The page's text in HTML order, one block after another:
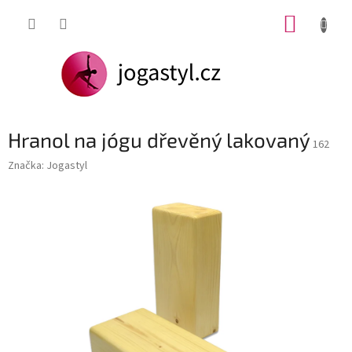
Hranol na jógu dřevěný lakovaný 162
Značka: Jogastyl